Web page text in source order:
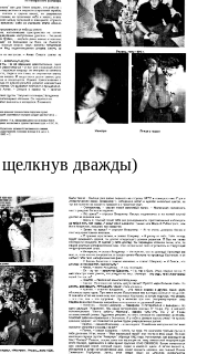
щелкнув дважды)